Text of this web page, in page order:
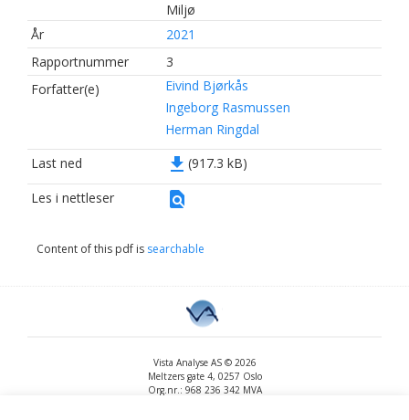
Miljø
År
2021
Rapportnummer
3
Forfatter(e)
Eivind Bjørkås
Ingeborg Rasmussen
Herman Ringdal
Last ned
file_download (917.3 kB)
Les i nettleser
find_in_page
Content of this pdf is searchable
Vista Analyse AS © 2026
Meltzers gate 4, 0257 Oslo
Org.nr.: 968 236 342 MVA